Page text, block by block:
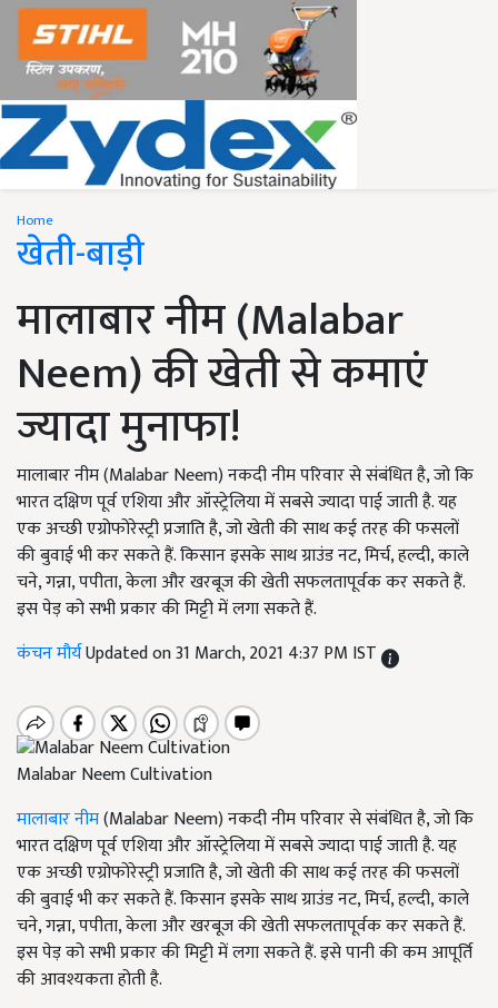
Home
खेती-बाड़ी
मालाबार नीम (Malabar
Neem) की खेती से कमाएं
ज्यादा मुनाफा!
मालाबार नीम (Malabar Neem) नकदी नीम परिवार से संबंधित है, जो कि
भारत दक्षिण पूर्व एशिया और ऑस्ट्रेलिया में सबसे ज्यादा पाई जाती है. यह
एक अच्छी एग्रोफोरेस्ट्री प्रजाति है, जो खेती की साथ कई तरह की फसलों
की बुवाई भी कर सकते हैं. किसान इसके साथ ग्राउंड नट, मिर्च, हल्दी, काले
चने, गन्ना, पपीता, केला और खरबूज की खेती सफलतापूर्वक कर सकते हैं.
इस पेड़ को सभी प्रकार की मिट्टी में लगा सकते हैं.
कंचन मौर्यUpdated on 31 March, 2021 4:37 PM IST
Malabar Neem Cultivation
मालाबार नीम(Malabar Neem) नकदी नीम परिवार से संबंधित है, जो कि
भारत दक्षिण पूर्व एशिया और ऑस्ट्रेलिया में सबसे ज्यादा पाई जाती है. यह
एक अच्छी एग्रोफोरेस्ट्री प्रजाति है, जो खेती की साथ कई तरह की फसलों
की बुवाई भी कर सकते हैं. किसान इसके साथ ग्राउंड नट, मिर्च, हल्दी, काले
चने, गन्ना, पपीता, केला और खरबूज की खेती सफलतापूर्वक कर सकते हैं.
इस पेड़ को सभी प्रकार की मिट्टी में लगा सकते हैं. इसे पानी की कम आपूर्ति
की आवश्यकता होती है.